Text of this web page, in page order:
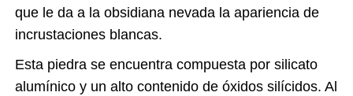
que le da a la obsidiana nevada la apariencia de
incrustaciones blancas.
Esta piedra se encuentra compuesta por silicato
alumínico y un alto contenido de óxidos silícidos. Al